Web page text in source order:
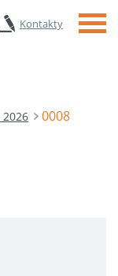
Kontakty Menu
2026 0008